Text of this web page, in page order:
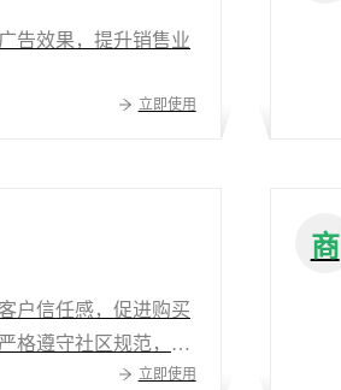
告效果，提升销售业
立即使用
户信任感，促进购买
格遵守社区规范，发
立即使用
商